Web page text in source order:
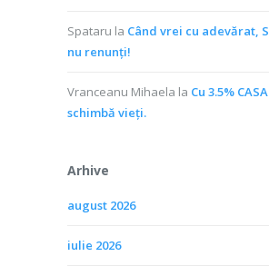
Spataru la Când vrei cu adevărat,
nu renunți!
Vranceanu Mihaela la Cu 3.5%
schimbă vieţi.
Arhive
august 2026
iulie 2026